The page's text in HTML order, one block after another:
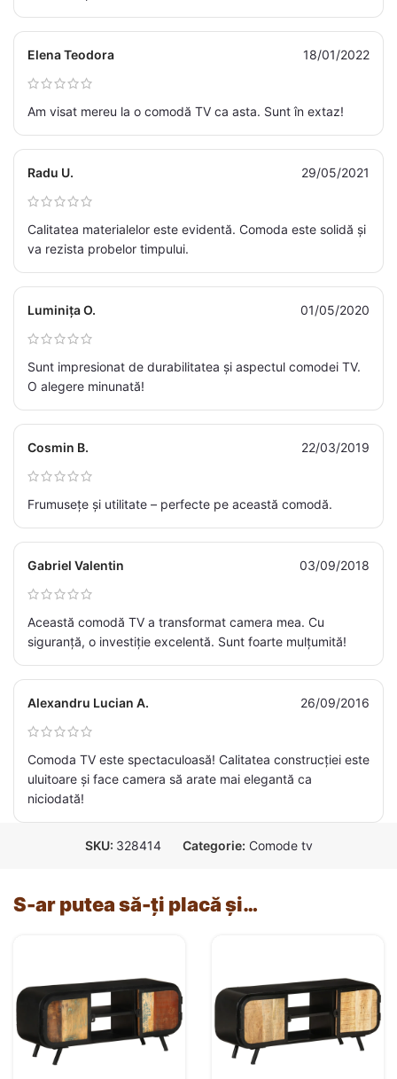
Elena Teodora 18/01/2022
Am visat mereu la o comodă TV ca asta. Sunt în extaz!
Radu U. 29/05/2021
Calitatea materialelor este evidentă. Comoda este solidă și
va rezista probelor timpului.
Luminița O. 01/05/2020
Sunt impresionat de durabilitatea și aspectul comodei TV.
O alegere minunată!
Cosmin B. 22/03/2019
Frumusețe și utilitate – perfecte pe această comodă.
Gabriel Valentin 03/09/2018
Această comodă TV a transformat camera mea. Cu
siguranță, o investiție excelentă. Sunt foarte mulțumită!
Alexandru Lucian A. 26/09/2016
Comoda TV este spectaculoasă! Calitatea construcției este
uluitoare și face camera să arate mai elegantă ca
niciodată!
SKU: 328414 Categorie: Comode tv
S-ar putea să-ți placă și…